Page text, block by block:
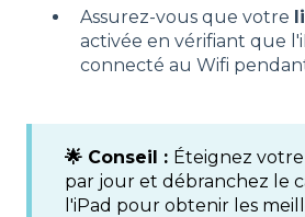
Assurez-vous que votre
activée en vérifiant que
connecté au Wifi
🌟 Conseil : Éteignez
par jour et débranchez le
l'iPad pour obtenir les